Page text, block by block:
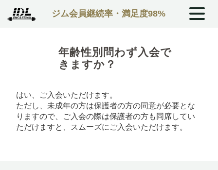
ジム会員継続率・満足度98%
年齢性別問わず入会で
きますか？
はい、ご入会いただけます。
ただし、未成年の方は保護者の方の同意が必要とな
りますので、ご入会の際は保護者の方も同席してい
ただけますと、スムーズにご入会いただけます。